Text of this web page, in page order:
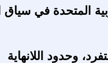
المتحدة في سياق
وحدود اللانهاية